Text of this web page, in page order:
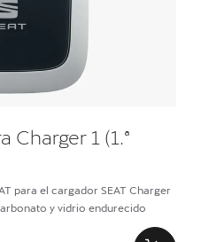
Charger 1 (1.ª
para el cargador SEAT Charger
y vidrio endurecido